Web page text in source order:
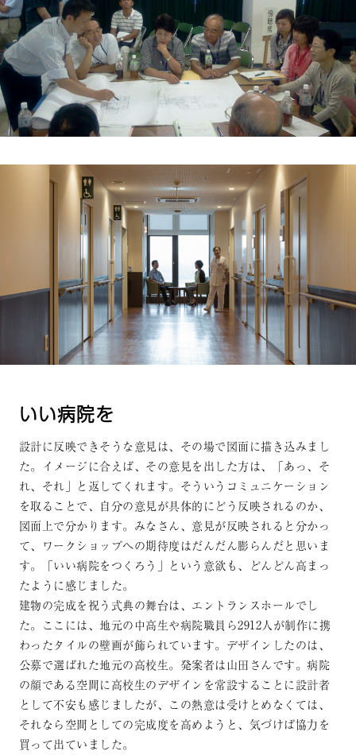
いい病院を
設計に反映できそうな意見は、その場で図面に描き込みまし
た。イメージに合えば、その意見を出した方は、「あっ、そ
れ、それ」と返してくれます。そういうコミュニケーション
を取ることで、自分の意見が具体的にどう反映されるのか、
図面上で分かります。みなさん、意見が反映されると分かっ
て、ワークショップへの期待度はだんだん膨らんだと思いま
す。「いい病院をつくろう」という意欲も、どんどん高まっ
たように感じました。
建物の完成を祝う式典の舞台は、エントランスホールでし
た。ここには、地元の中高生や病院職員ら2912人が制作に携
わったタイルの壁画が飾られています。デザインしたのは、
公募で選ばれた地元の高校生。発案者は山田さんです。病院
の顔である空間に高校生のデザインを常設することに設計者
として不安も感じましたが、この熱意は受けとめなくては、
それなら空間としての完成度を高めようと、気づけば協力を
買って出ていました。